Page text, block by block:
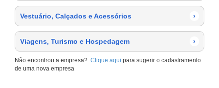
Vestuário, Calçados e Acessórios ›
Viagens, Turismo e Hospedagem ›
Não encontrou a empresa? Clique aqui para sugerir o cadastramento
de uma nova empresa